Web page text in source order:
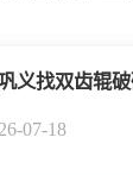
07-18